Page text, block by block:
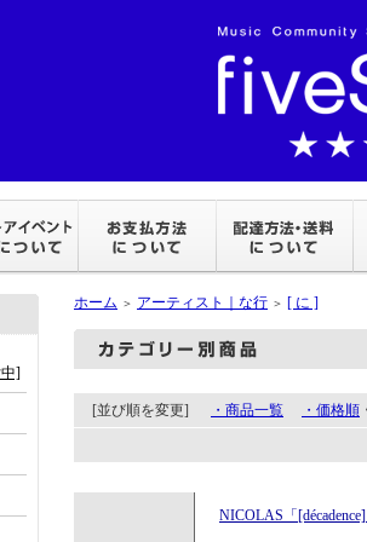
]
ホーム ＞ アーティスト｜な行 ＞ [ に ]
[並び順を変更] ・商品一覧 ・価格順
NICOLAS「